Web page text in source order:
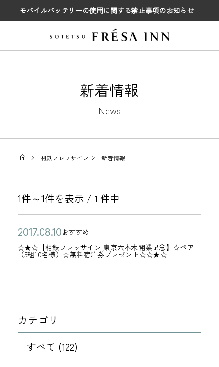
モバイルバッテリーの使用に関する禁止事項のお知らせ
新着情報
News
相鉄フレッサイン 新着情報
1件～1件を表示 / 1 件中
☆★☆【相鉄フレッサイン 東京六本木開業記念】☆ペア
（5組10名様）☆無料宿泊券プレゼント☆☆★☆
公
開
日
2
0
8
月
0
カ
テ
ゴ
おすすめ
☆
★
☆
フ
レ
ッ
サ
カテゴリ
すべて (122)